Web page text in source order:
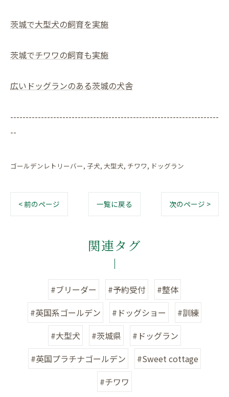
茨城で大型犬の飼育を実施
茨城でチワワの飼育も実施
広いドッグランのある茨城の犬舎
--------------------------------------------------------------------
--
ゴールデンレトリーバー 子犬 大型犬 チワワ ドッグラン
< 前のページ 一覧に戻る 次のページ >
関連タグ
#ブリーダー #予約受付
#整体
#英国系ゴールデン
#ドッグショー
#訓練
#大型犬
#茨城県
#ドッグラン
#英国プラチナゴールデン
#Sweet cottage
#チワワ